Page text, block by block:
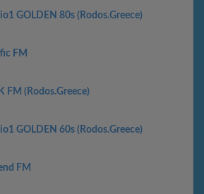
GOLDEN 80s (Rodos.Greece)
FM
FM (Rodos.Greece)
GOLDEN 60s (Rodos.Greece)
FM